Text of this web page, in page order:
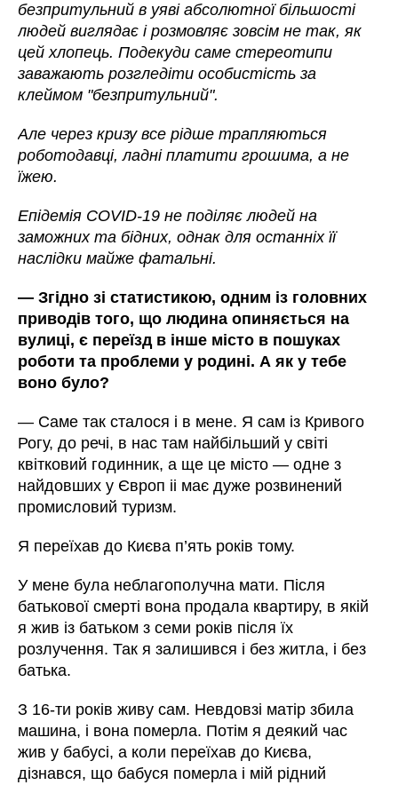
безпритульний в уяві абсолютної більшості
людей виглядає і розмовляє зовсім не так, як
цей хлопець. Подекуди саме стереотипи
заважають розгледіти особистість за
клеймом "безпритульний".
Але через кризу все рідше трапляються
роботодавці, ладні платити грошима, а не
їжею.
Епідемія COVID-19 не поділяє людей на
заможних та бідних, однак для останніх її
наслідки майже фатальні.
— Згідно зі статистикою, одним із головних
приводів того, що людина опиняється на
вулиці, є переїзд в інше місто в пошуках
роботи та проблеми у родині. А як у тебе
воно було?
— Саме так сталося і в мене. Я сам із Кривого
Рогу, до речі, в нас там найбільший у світі
квітковий годинник, а ще це місто — одне з
найдовших у Європ іі має дуже розвинений
промисловий туризм.
Я переїхав до Києва п’ять років тому.
У мене була неблагополучна мати. Після
батькової смерті вона продала квартиру, в якій
я жив із батьком з семи років після їх
розлучення. Так я залишився і без житла, і без
батька.
З 16-ти років живу сам. Невдовзі матір збила
машина, і вона померла. Потім я деякий час
жив у бабусі, а коли переїхав до Києва,
дізнався, що бабуся померла і мій рідний